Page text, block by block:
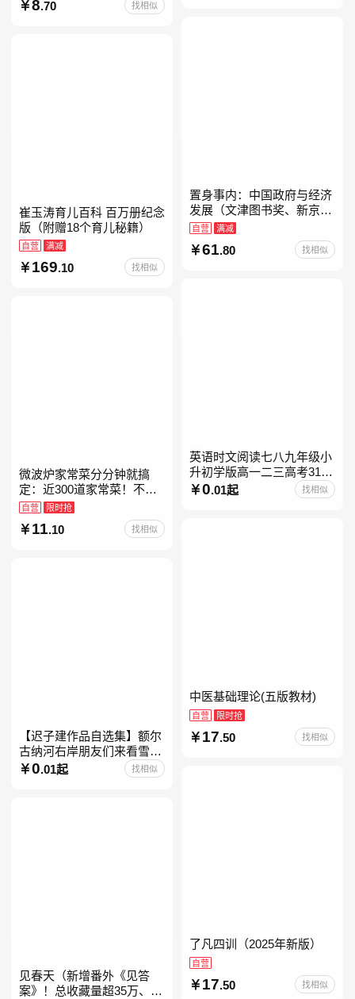
8.70 找相似
置身事内：中国政府与经济
发展（文津图书奖、新京报
年度通识写作获奖作品，罗
永浩、罗振宇、何帆、刘格
菘、张军、周黎安、王烁联
自营 满减
61 .80 找相似
崔玉涛育儿百科 百万册纪念
版（附赠18个育儿秘籍）
自营 满减
169.10 找相似
英语时文阅读七八九年级小
升初学版高一二三高考31期
30快捷英语阅读理解2027
0.01起 找相似
微波炉家常菜分分钟就搞
定：近300道家常菜！不开
火、零油烟！蒸、煮、炒、
烤、焗……全彩印刷+步骤
图解，让美味跃然眼前、操
自营 限时抢
11 .10 找相似
中医基础理论(五版教材)
自营 限时抢
17.50 找相似
【迟子建作品自选集】额尔
古纳河右岸朋友们来看雪吧
迟子建茅盾文学奖获奖作品
东北故事集群山之巅也是冬
0.01起 找相似
了凡四训（2025年新版）
自营
17.50 找相似
见春天（新增番外《见答
案》！总收藏量超35万、点